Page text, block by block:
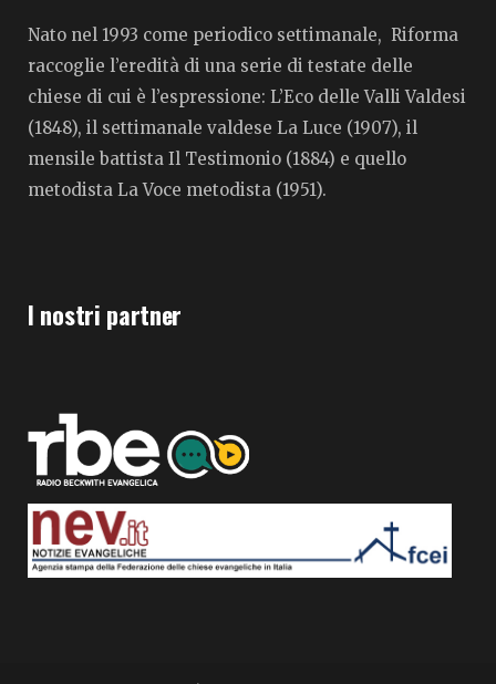
Nato nel 1993 come periodico settimanale, Riforma
raccoglie l’eredità di una serie di testate delle
chiese di cui è l’espressione: L’Eco delle Valli Valdesi
(1848), il settimanale valdese La Luce (1907), il
mensile battista Il Testimonio (1884) e quello
metodista La Voce metodista (1951).
I nostri partner